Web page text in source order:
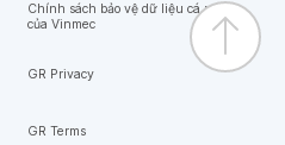
Chính sách bảo vệ dữ liệu cá nhân
của Vinmec
GR Privacy
GR Terms